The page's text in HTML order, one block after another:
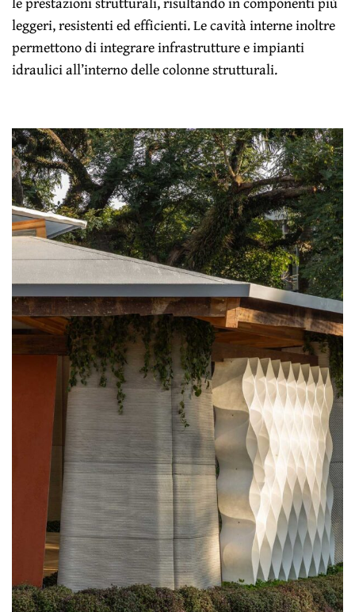
leggeri, resistenti ed efficienti. Le cavità interne inoltre
permettono di integrare infrastrutture e impianti
idraulici all’interno delle colonne strutturali.